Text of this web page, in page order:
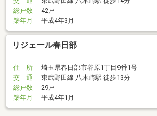
総戸数
42戸
築年月
平成4年3月
リジェール春日部
住 所
埼玉県春日部市谷原1丁目9番1号
交 通
東武野田線 八木崎駅 徒歩13分
総戸数
29戸
築年月
平成4年1月